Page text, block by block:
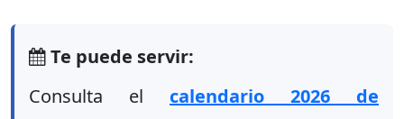
Te puede servir:
Consulta el calendario 2026 de